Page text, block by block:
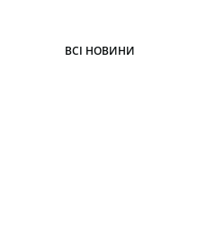
ВСІ НОВИНИ